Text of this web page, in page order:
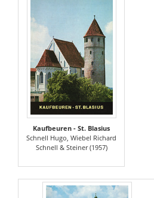
Kaufbeuren - St. Blasius
Schnell Hugo, Wiebel Richard
Schnell & Steiner (1957)